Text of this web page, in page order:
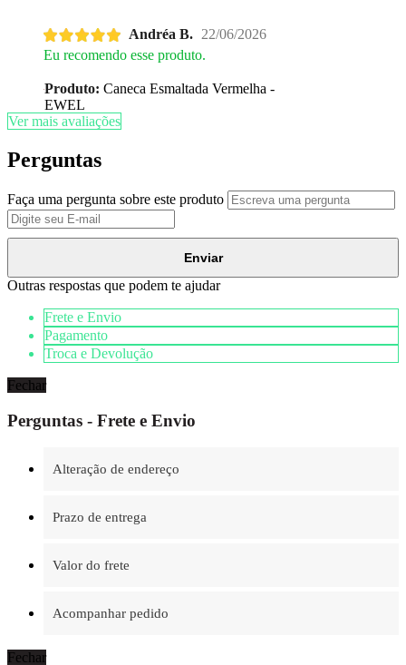
Andréa B. 22/06/2026
Eu recomendo esse produto.
Produto: Caneca Esmaltada Vermelha -
EWEL
Ver mais avaliações
Perguntas
Faça uma pergunta sobre este produto
Enviar
Outras respostas que podem te ajudar
Frete e Envio
Pagamento
Troca e Devolução
Fechar
Perguntas - Frete e Envio
Alteração de endereço
Prazo de entrega
Valor do frete
Acompanhar pedido
Fechar